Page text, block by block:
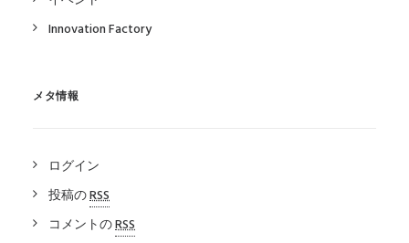
Innovation Factory
メタ情報
ログイン
投稿のRSS
コメントのRSS